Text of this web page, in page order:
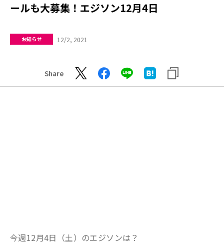
ールも大募集！エジソン12月4日
お知らせ 12/2, 2021
Share
今週12月4日（土）のエジソンは？